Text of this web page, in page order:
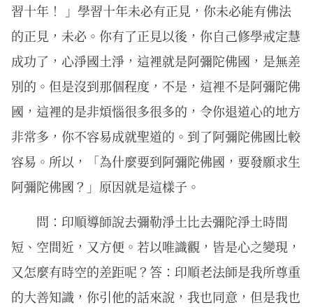
習十年！ 」學習十年未必有正見，你未必能有佛法
的正見，未必。你有了正見以後，你自己修學戒定慧
成功了，心淨國土淨，這裡就是阿彌陀佛國，是無差
別的。但是沒到那個程度，不是，這裡不是阿彌陀佛
國，這裡的是非煩惱很多很多的，令你退道心的地方
非常多，你不容易成就聖道的。到了阿彌陀佛國比較
容易。所以，「為什麼要到阿彌陀佛國，要發願求生
阿彌陀佛國？」原因就是這樣子。
問：印順導師說去彌勒淨土比去彌陀淨土時間
短、空間近，又方便。若以唯識觀，皆是心之變現，
又怎麼有時空的差距呢？答：印順老法師是我所尊重
的大善知識，你引他的話來說，我也同意，但是我也